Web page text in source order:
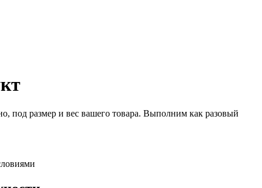
под размер и вес вашего товара. Выполним как разовый